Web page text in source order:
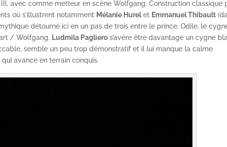
III, avec comme metteur en scène Wolfgang. Construction classique
où s’illustrent notamment Mélanie Hurelet Emmanuel Thibault
détourné ici en un pas de trois entre le prince, Odile, le
/ Wolfgang. Ludmila Pagliero s’avère être davantage un cygne
semble un peu trop démonstratif et il lui manque la calme
avance en terrain conquis.